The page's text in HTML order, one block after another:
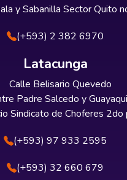
y Sabanilla Sector Quito
(+593) 2 382 6970
Latacunga
Calle Belisario Quevedo
Padre Salcedo y
Sindicato de Choferes 2do
(+593) 97 933 2595
(+593) 32 660 679